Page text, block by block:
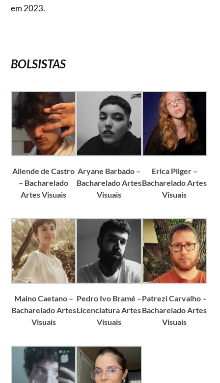
em 2023.
BOLSISTAS
Allende de Castro
– Bacharelado
Artes Visuais
Aryane Barbado –
Bacharelado Artes
Visuais
Erica Pilger –
Bacharelado Artes
Visuais
Maino Caetano –
Bacharelado Artes
Visuais
Pedro Ivo Bramé –
Licenciatura Artes
Visuais
Patrezi Carvalho –
Bacharelado Artes
Visuais